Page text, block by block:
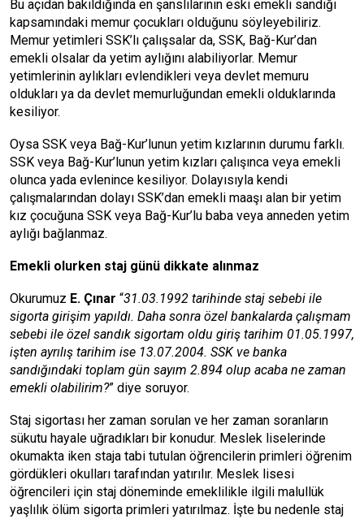
Bu açıdan bakıldığında en şanslılarının eski emekli sandığı
kapsamındaki memur çocukları olduğunu söyleyebiliriz.
Memur yetimleri SSK’lı çalışsalar da, SSK, Bağ-Kur’dan
emekli olsalar da yetim aylığını alabiliyorlar. Memur
yetimlerinin aylıkları evlendikleri veya devlet memuru
oldukları ya da devlet memurluğundan emekli olduklarında
kesiliyor.
Oysa SSK veya Bağ-Kur’lunun yetim kızlarının durumu farklı.
SSK veya Bağ-Kur’lunun yetim kızları çalışınca veya emekli
olunca yada evlenince kesiliyor. Dolayısıyla kendi
çalışmalarından dolayı SSK’dan emekli maaşı alan bir yetim
kız çocuğuna SSK veya Bağ-Kur’lu baba veya anneden yetim
aylığı bağlanmaz.
Emekli olurken staj günü dikkate alınmaz
Okurumuz E. Çınar “31.03.1992 tarihinde staj sebebi ile
sigorta girişim yapıldı. Daha sonra özel bankalarda çalışmam
sebebi ile özel sandık sigortam oldu giriş tarihim 01.05.1997,
işten ayrılış tarihim ise 13.07.2004. SSK ve banka
sandığındaki toplam gün sayım 2.894 olup acaba ne zaman
emekli olabilirim?” diye soruyor.
Staj sigortası her zaman sorulan ve her zaman soranların
sükutu hayale uğradıkları bir konudur. Meslek liselerinde
okumakta iken staja tabi tutulan öğrencilerin primleri öğrenim
gördükleri okulları tarafından yatırılır. Meslek lisesi
öğrencileri için staj döneminde emeklilikle ilgili malullük
yaşlılık ölüm sigorta primleri yatırılmaz. İşte bu nedenle staj